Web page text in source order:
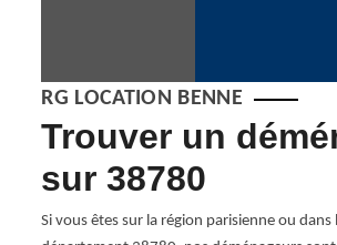
RG LOCATION BENNE
Trouver un
sur 38780
Si vous êtes sur la région parisienne ou dans